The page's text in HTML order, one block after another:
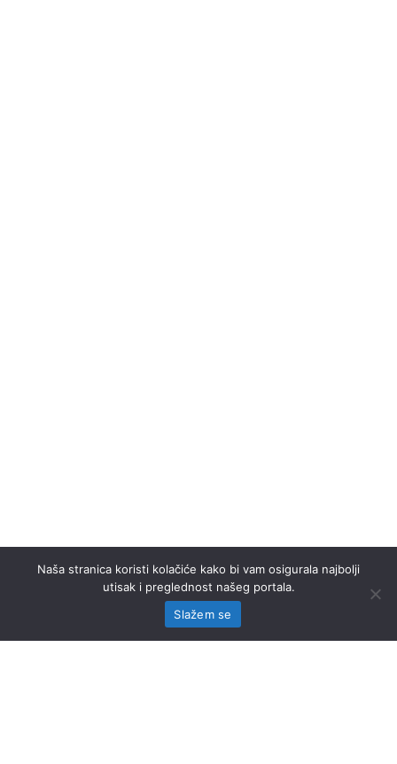
Naša stranica koristi kolačiće kako bi vam osigurala najbolji
utisak i preglednost našeg portala.
Slažem se